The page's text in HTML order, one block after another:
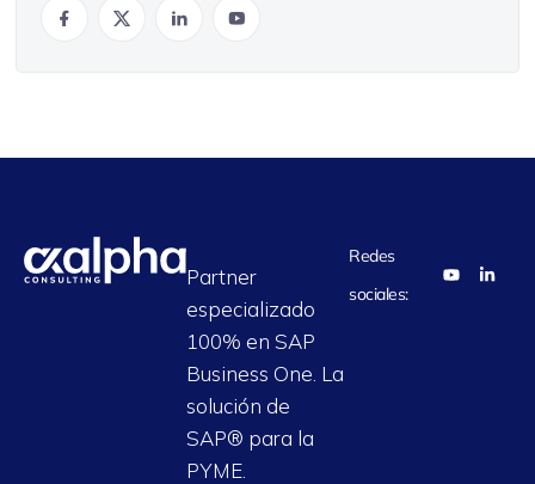
Partner
especializado
100% en SAP
Business One. La
solución de
SAP® para la
PYME.
Redes
sociales: